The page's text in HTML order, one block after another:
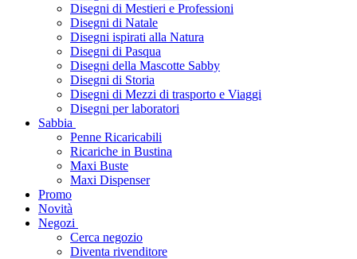
Disegni di Mestieri e Professioni
Disegni di Natale
Disegni ispirati alla Natura
Disegni di Pasqua
Disegni della Mascotte Sabby
Disegni di Storia
Disegni di Mezzi di trasporto e Viaggi
Disegni per laboratori
Sabbia
Penne Ricaricabili
Ricariche in Bustina
Maxi Buste
Maxi Dispenser
Promo
Novità
Negozi
Cerca negozio
Diventa rivenditore